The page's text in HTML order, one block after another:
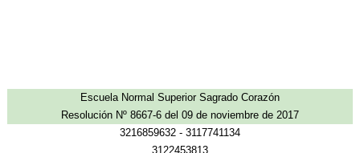
Escuela Normal Superior Sagrado Corazón
Resolución Nº 8667-6 del 09 de noviembre de 2017
3216859632 - 3117741134
3122453813